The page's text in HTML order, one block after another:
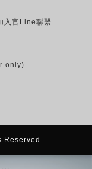
入官Line聯繫
only)
Reserved